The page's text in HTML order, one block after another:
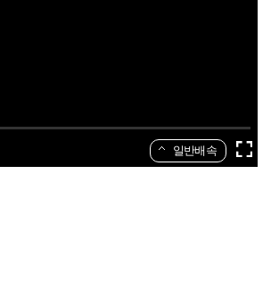
일반배속